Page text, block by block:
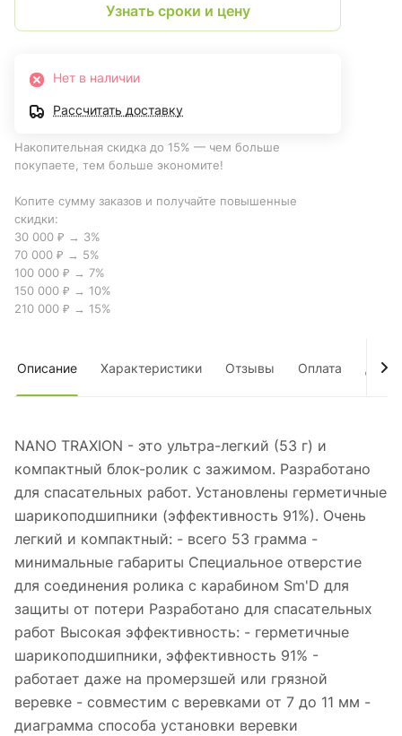
Узнать сроки и цену
Нет в наличии
Рассчитать доставку
Накопительная скидка до 15% — чем больше
покупаете, тем больше экономите!
Копите сумму заказов и получайте повышенные
скидки:
30 000 ₽ → 3%
70 000 ₽ → 5%
100 000 ₽ → 7%
150 000 ₽ → 10%
210 000 ₽ → 15%
Описание Характеристики Отзывы Оплата
NANO TRAXION - это ультра-легкий (53 г) и
компактный блок-ролик с зажимом. Разработано
для спасательных работ. Установлены герметичные
шарикоподшипники (эффективность 91%). Очень
легкий и компактный: - всего 53 грамма -
минимальные габариты Специальное отверстие
для соединения ролика с карабином Sm'D для
защиты от потери Разработано для спасательных
работ Высокая эффективность: - герметичные
шарикоподшипники, эффективность 91% -
работает даже на промерзшей или грязной
веревке - совместим с веревками от 7 до 11 мм -
диаграмма способа установки веревки